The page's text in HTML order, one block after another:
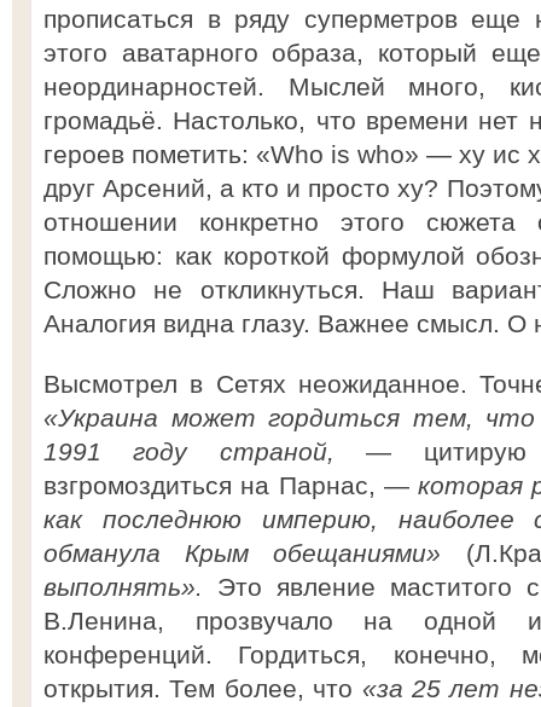
прописаться в ряду суперметров
этого аватарного образа, который
неординарностей. Мыслей много,
громадьё. Настолько, что времени нет
героев пометить: «Who is who» — ху
друг Арсений, а кто и просто ху?
отношении конкретно этого
помощью: как короткой формулой
Сложно не откликнуться. Наш
Аналогия видна глазу. Важнее смысл.
Высмотрел в Сетях неожиданное.
«Украина может гордиться тем,
1991 году страной,— цитирую
взгромоздиться на Парнас, —которая
как последнюю империю, наиболее
обманула Крым обещаниями»
выполнять». Это явление маститого
В.Ленина, прозвучало на одной
конференций. Гордиться, конечно,
открытия. Тем более, что «за 25 лет